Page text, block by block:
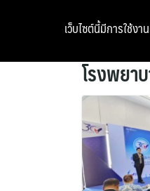
โรงพยา
เว็บไซต์นี้มีการใช้ง